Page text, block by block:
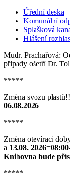
Úřední deska
Komunální
Splašková
Hlášení
Mudr. Prachařová:
případy ošetří Dr.
*****
Změna svozu
06.08.2026
*****
Změna otevírací
a 13.08. 2026=
Knihovna bude
*****